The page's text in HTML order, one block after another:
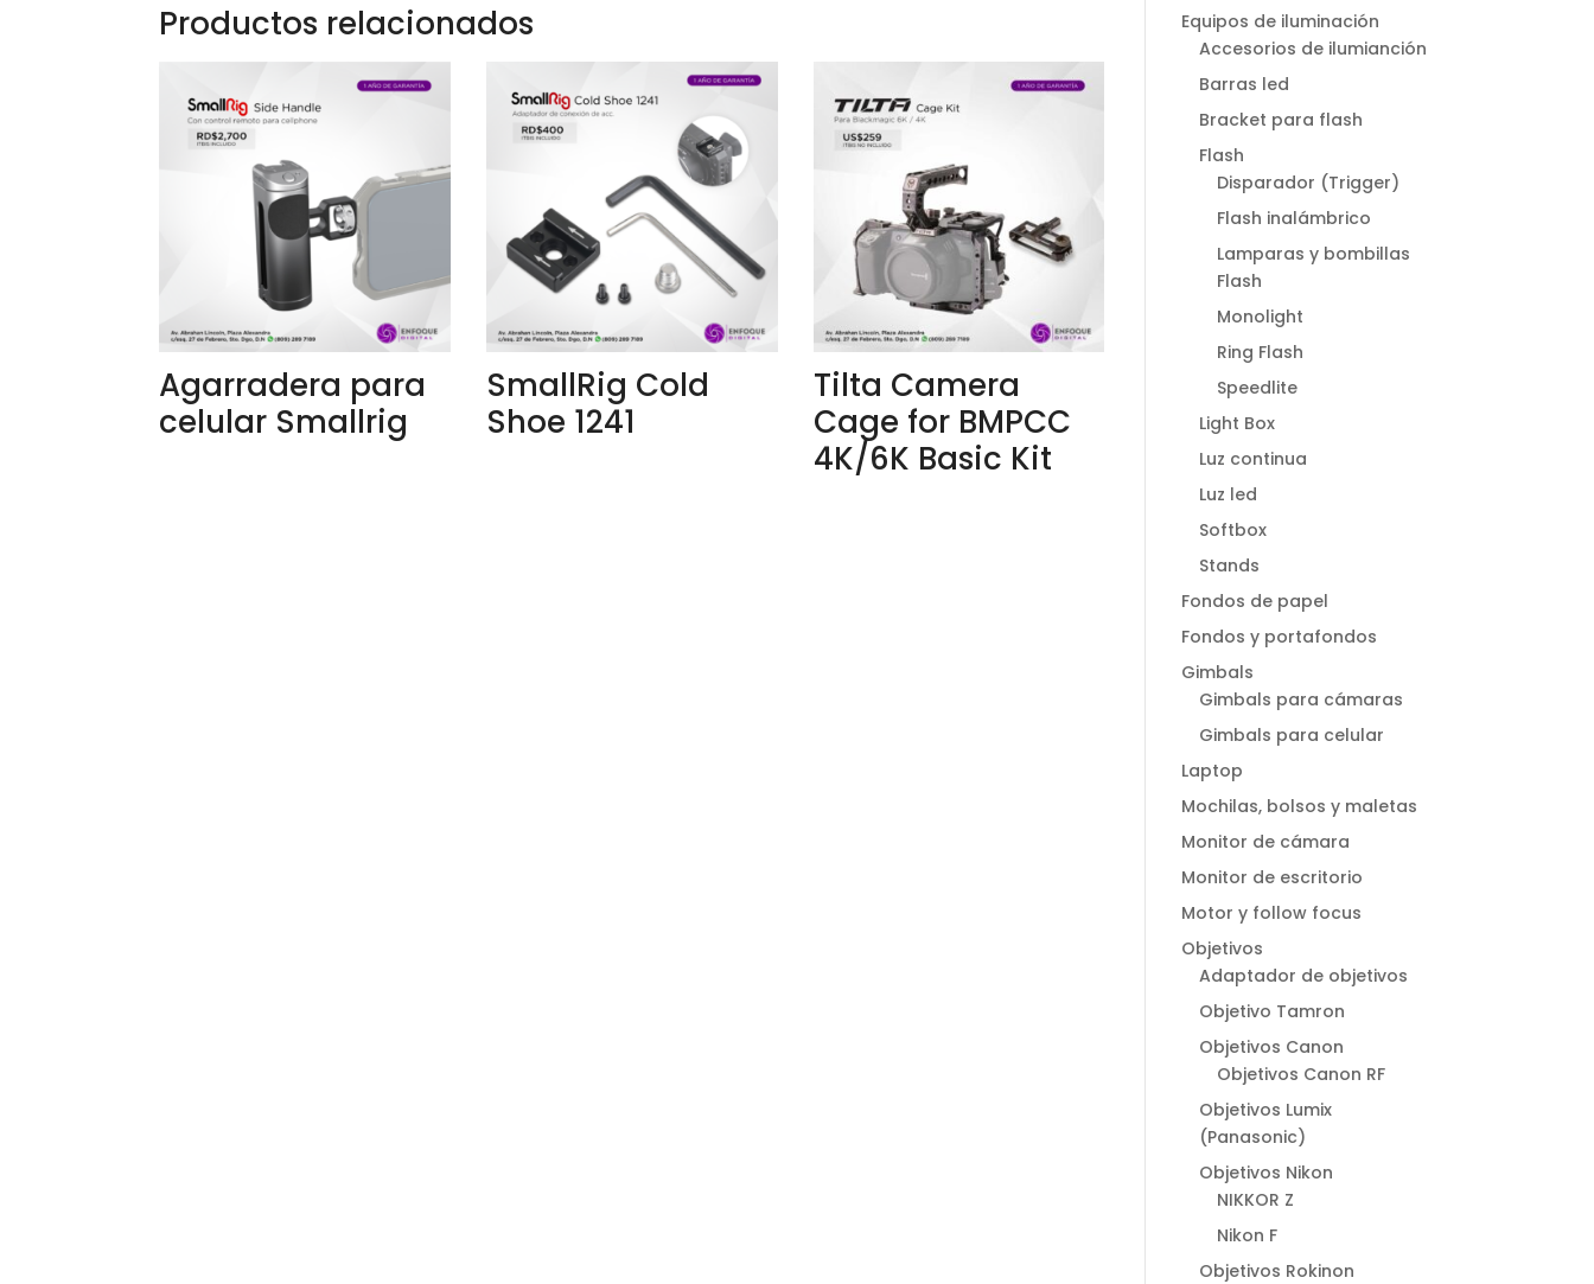
Productos relacionados
Agarradera para
celular Smallrig
SmallRig Cold
Shoe 1241
Tilta Camera
Cage for BMPCC
4K/6K Basic Kit
Equipos de iluminación
Accesorios de ilumianción
Barras led
Bracket para flash
Flash
Disparador (Trigger)
Flash inalámbrico
Lamparas y bombillas
Flash
Monolight
Ring Flash
Speedlite
Light Box
Luz continua
Luz led
Softbox
Stands
Fondos de papel
Fondos y portafondos
Gimbals
Gimbals para cámaras
Gimbals para celular
Laptop
Mochilas, bolsos y maletas
Monitor de cámara
Monitor de escritorio
Motor y follow focus
Objetivos
Adaptador de objetivos
Objetivo Tamron
Objetivos Canon
Objetivos Canon RF
Objetivos Lumix
(Panasonic)
Objetivos Nikon
NIKKOR Z
Nikon F
Objetivos Rokinon